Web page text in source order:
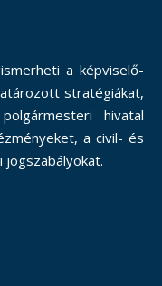
a képviselő-
stratégiákat,
hivatal
a civil- és